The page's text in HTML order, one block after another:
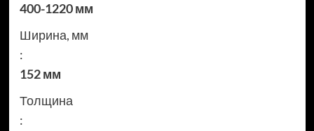
400-1220 мм
Ширина, мм
:
152 мм
Толщина
: